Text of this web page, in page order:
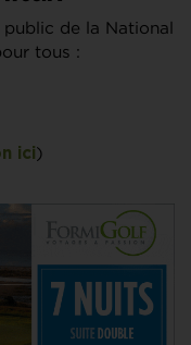
de la National
tous :
ici)